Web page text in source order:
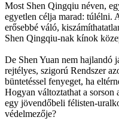
Most Shen Qingqiu néven,
egyetlen célja marad: túlélni.
erősebbé váló,
Shen Qingqiu-nak kínok
De Shen Yuan nem hajlandó
rejtélyes, szigorú Rendszer
büntetéssel fenyeget, ha
Hogyan változtathat a
egy jövendőbeli félisten-
védelmezője?